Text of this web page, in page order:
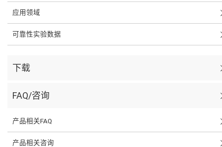
应用领域
可靠性实验数据
下载
FAQ/咨询
产品相关FAQ
产品相关咨询